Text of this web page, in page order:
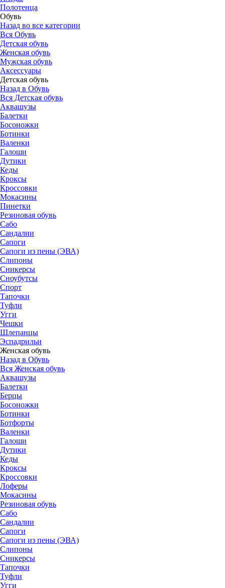
Полотенца
Обувь
Назад во все категории
Вся Обувь
Детская обувь
Женская обувь
Мужская обувь
Аксессуары
Детская обувь
Назад в Обувь
Вся Детская обувь
Аквашузы
Балетки
Босоножки
Ботинки
Валенки
Галоши
Дутики
Кеды
Кроксы
Кроссовки
Мокасины
Пинетки
Резиновая обувь
Сабо
Сандалии
Сапоги
Сапоги из пены (ЭВА)
Слипоны
Сникерсы
Сноубутсы
Спорт
Тапочки
Туфли
Угги
Чешки
Шлепанцы
Эспадрильи
Женская обувь
Назад в Обувь
Вся Женская обувь
Аквашузы
Балетки
Берцы
Босоножки
Ботинки
Ботфорты
Валенки
Галоши
Дутики
Кеды
Кроксы
Кроссовки
Лоферы
Мокасины
Резиновая обувь
Сабо
Сандалии
Сапоги
Сапоги из пены (ЭВА)
Слипоны
Сникерсы
Тапочки
Туфли
Угги